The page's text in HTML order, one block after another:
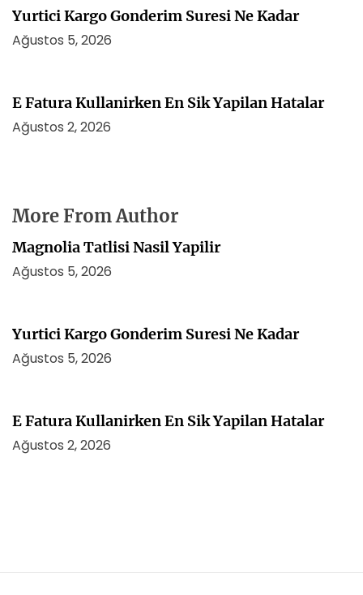
Yurtici Kargo Gonderim Suresi Ne Kadar
Ağustos 5, 2026
E Fatura Kullanirken En Sik Yapilan Hatalar
Ağustos 2, 2026
More From Author
Magnolia Tatlisi Nasil Yapilir
Ağustos 5, 2026
Yurtici Kargo Gonderim Suresi Ne Kadar
Ağustos 5, 2026
E Fatura Kullanirken En Sik Yapilan Hatalar
Ağustos 2, 2026